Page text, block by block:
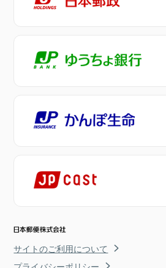
サイトのご利用について